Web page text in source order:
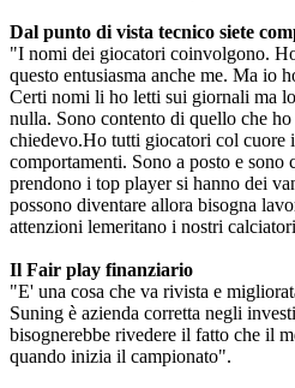
Dal punto di vista tecnico siete
"I nomi dei giocatori coinvolgono.
questo entusiasma anche me. Ma io
Certi nomi li ho letti sui giornali ma
nulla. Sono contento di quello che
chiedevo.Ho tutti giocatori col cuore
comportamenti. Sono a posto e sono
prendono i top player si hanno dei
possono diventare allora bisogna
attenzioni lemeritano i nostri
Il Fair play finanziario
"E' una cosa che va rivista e
Suning è azienda corretta negli
bisognerebbe rivedere il fatto che il
quando inizia il campionato".